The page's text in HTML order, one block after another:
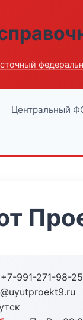
Центральный
+7-991-271-98-25